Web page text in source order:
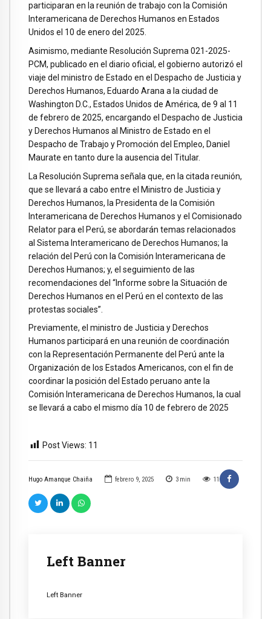
Hugo Amanque Chaiña febrero 9, 2025 3 min 11
Left Banner
Left Banner
participaran en la reunión de trabajo con la Comisión
Interamericana de Derechos Humanos en Estados
Unidos el 10 de enero del 2025.
Asimismo, mediante Resolución Suprema 021-2025-
PCM, publicado en el diario oficial, el gobierno autorizó el
viaje del ministro de Estado en el Despacho de Justicia y
Derechos Humanos, Eduardo Arana a la ciudad de
Washington D.C., Estados Unidos de América, de 9 al 11
de febrero de 2025, encargando el Despacho de Justicia
y Derechos Humanos al Ministro de Estado en el
Despacho de Trabajo y Promoción del Empleo, Daniel
Maurate en tanto dure la ausencia del Titular.
La Resolución Suprema señala que, en la citada reunión,
que se llevará a cabo entre el Ministro de Justicia y
Derechos Humanos, la Presidenta de la Comisión
Interamericana de Derechos Humanos y el Comisionado
Relator para el Perú, se abordarán temas relacionados
al Sistema Interamericano de Derechos Humanos; la
relación del Perú con la Comisión Interamericana de
Derechos Humanos; y, el seguimiento de las
recomendaciones del “Informe sobre la Situación de
Derechos Humanos en el Perú en el contexto de las
protestas sociales”.
Previamente, el ministro de Justicia y Derechos
Humanos participará en una reunión de coordinación
con la Representación Permanente del Perú ante la
Organización de los Estados Americanos, con el fin de
coordinar la posición del Estado peruano ante la
Comisión Interamericana de Derechos Humanos, la cual
se llevará a cabo el mismo día 10 de febrero de 2025
Post Views: 11